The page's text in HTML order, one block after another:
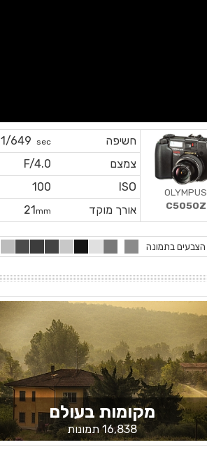
חשיפה sec
1/649
צמצם
F/4.0
ISO
100
אורך מוקד
21mm
OLYMPUS
C5050Z
הצבעים בתמונה
מקומות בעולם
16,838 תמונות